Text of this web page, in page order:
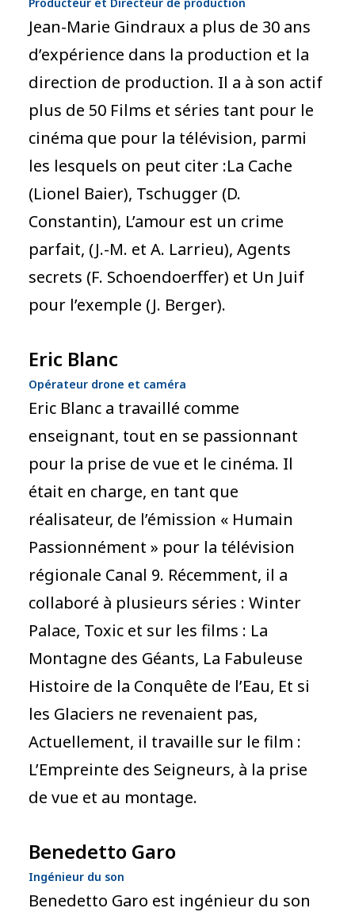
Jean-Marie Gindraux a plus de 30 ans
d’expérience dans la production et la
direction de production. Il a à son actif
plus de 50 Films et séries tant pour le
cinéma que pour la télévision, parmi
les lesquels on peut citer :La Cache
(Lionel Baier), Tschugger (D.
Constantin), L’amour est un crime
parfait, (J.-M. et A. Larrieu), Agents
secrets (F. Schoendoerffer) et Un Juif
pour l’exemple (J. Berger).
Eric Blanc
Opérateur drone et caméra
Eric Blanc a travaillé comme
enseignant, tout en se passionnant
pour la prise de vue et le cinéma. Il
était en charge, en tant que
réalisateur, de l’émission « Humain
Passionnément » pour la télévision
régionale Canal 9. Récemment, il a
collaboré à plusieurs séries : Winter
Palace, Toxic et sur les films : La
Montagne des Géants, La Fabuleuse
Histoire de la Conquête de l’Eau, Et si
les Glaciers ne revenaient pas,
Actuellement, il travaille sur le film :
L’Empreinte des Seigneurs, à la prise
de vue et au montage.
Benedetto Garo
Ingénieur du son
Benedetto Garo est ingénieur du son